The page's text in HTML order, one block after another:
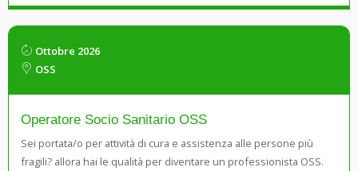
Ottobre 2026
OSS
Operatore Socio Sanitario OSS
Sei portata/o per attività di cura e assistenza alle persone più
fragili? allora hai le qualità per diventare un professionista OSS.